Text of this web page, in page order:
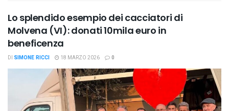
Lo splendido esempio dei cacciatori di
Molvena (VI): donati 10mila euro in
beneficenza
DI SIMONE RICCI 18 MARZO 2026 0